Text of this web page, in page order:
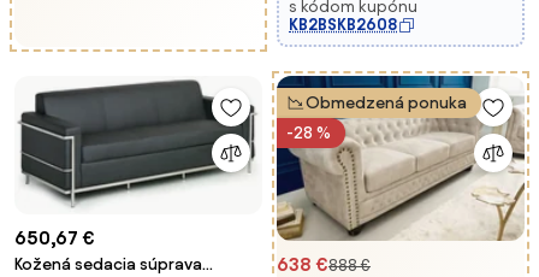
s kódom kupónu
KB2BSKB2608
650,67 €
Kožená sedacia súprava
Obmedzená ponuka
-28 %
638 €888 €